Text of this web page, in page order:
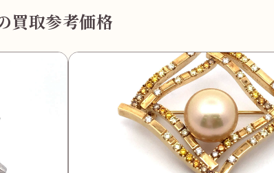
買取参考価格